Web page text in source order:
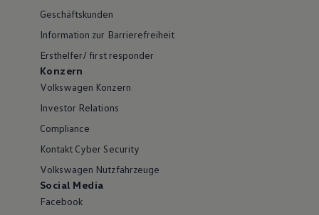
Geschäftskunden
Information zur Barrierefreiheit
Ersthelfer/ first responder
Konzern
Volkswagen Konzern
Investor Relations
Compliance
Kontakt Cyber Security
Volkswagen Nutzfahrzeuge
Social Media
Facebook